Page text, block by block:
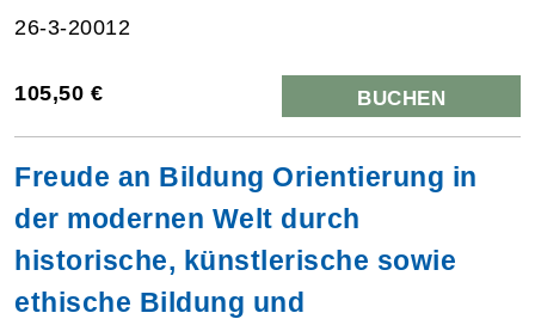
26-3-20012
105,50 € BUCHEN
Freude an Bildung Orientierung in
der modernen Welt durch
historische, künstlerische sowie
ethische Bildung und